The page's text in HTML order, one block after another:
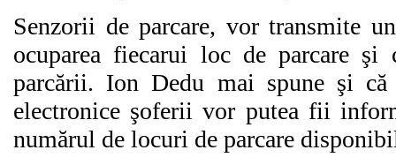
Senzorii de parcare, vor transmite
ocuparea fiecarui loc de parcare
parcării. Ion Dedu mai spune şi
electronice şoferii vor putea fii
numărul de locuri de parcare